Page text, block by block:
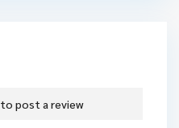
post a review